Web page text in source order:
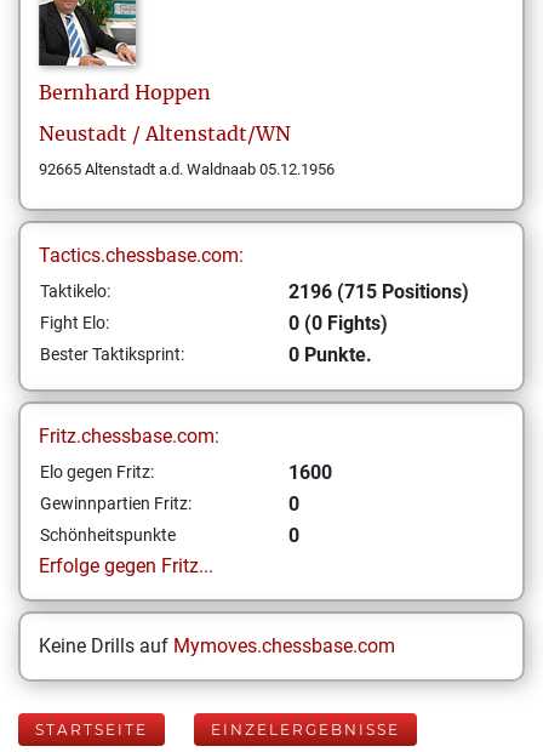
Bernhard Hoppen
Neustadt / Altenstadt/WN
92665 Altenstadt a.d. Waldnaab 05.12.1956
Tactics.chessbase.com:
Taktikelo: 2196 (715 Positions)
Fight Elo: 0 (0 Fights)
Bester Taktiksprint: 0 Punkte.
Fritz.chessbase.com:
Elo gegen Fritz: 1600
Gewinnpartien Fritz: 0
Schönheitspunkte
0
Erfolge gegen Fritz...
Keine Drills auf Mymoves.chessbase.com
STARTSEITE EINZELERGEBNISSE